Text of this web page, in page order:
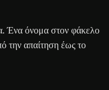
Ένα όνομα στον φάκελο
την απαίτηση έως το